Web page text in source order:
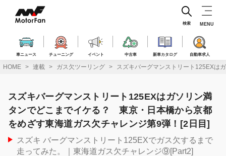
ス
車ニュース チューニング イベント 中古車 新車カタログ 自動車求人
検索 MENU
HOME 連載 ガス欠ツーリング スズキバーグマンストリート125EXは
スズキバーグマンストリート125EXはガソリン満
タンでどこまでイケる？ 東京・日本橋から京都
をめざす東海道ガス欠チャレンジ第9弾！[2日目]
スズキ バーグマンストリート125EXでガス欠するまで
走ってみた。｜東海道ガス欠チャレンジ⑨[Part2]